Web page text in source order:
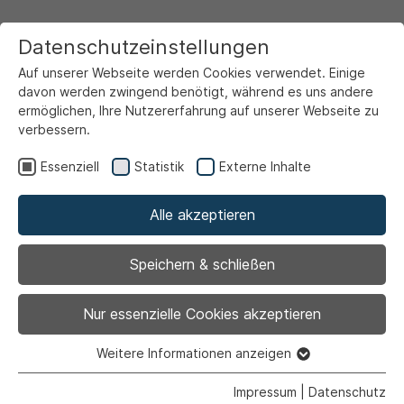
Am 28. August beginnt
der Ernst des Lebens
Datenschutzeinstellungen
Auf unserer Webseite werden Cookies verwendet. Einige
davon werden zwingend benötigt, während es uns andere
ermöglichen, Ihre Nutzererfahrung auf unserer Webseite zu
verbessern.
Essenziell Statistik Externe Inhalte
Alle akzeptieren
Speichern & schließen
Nur essenzielle Cookies akzeptieren
Essenzielle Cookies werden für grundlegende Funktionen
Weitere Informationen anzeigen
Impressum Datenschutz